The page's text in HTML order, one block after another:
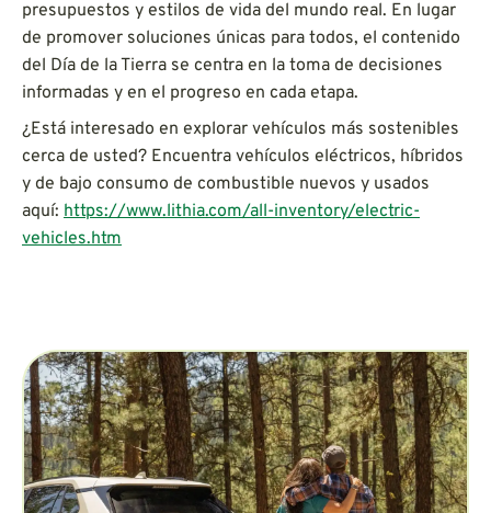
presupuestos y estilos de vida del mundo real. En lugar
de promover soluciones únicas para todos, el contenido
del Día de la Tierra se centra en la toma de decisiones
informadas y en el progreso en cada etapa.
¿Está interesado en explorar vehículos más sostenibles
cerca de usted? Encuentra vehículos eléctricos, híbridos
y de bajo consumo de combustible nuevos y usados
aquí: https://www.lithia.com/all-inventory/electric-
vehicles.htm